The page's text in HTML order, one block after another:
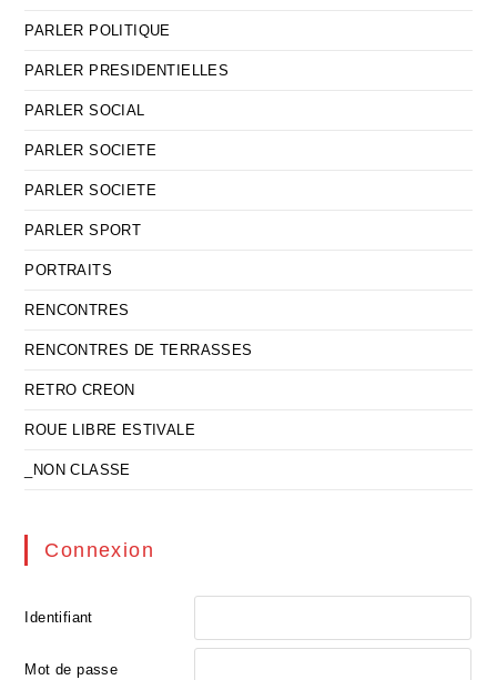
PARLER POLITIQUE
PARLER PRESIDENTIELLES
PARLER SOCIAL
PARLER SOCIETE
PARLER SOCIETE
PARLER SPORT
PORTRAITS
RENCONTRES
RENCONTRES DE TERRASSES
RETRO CREON
ROUE LIBRE ESTIVALE
_NON CLASSE
Connexion
Identifiant
Mot de passe